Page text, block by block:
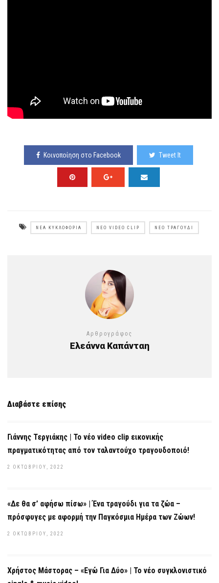
Κοινοποίηση στο Facebook Tweet It
ΝΈΑ ΚΥΚΛΟΦΟΡΊΑ ΝΈΟ VIDEO CLIP ΝΈΟ ΤΡΑΓΟΎΔΙ
Αρθρογράφος
Ελεάννα Καπάνταη
Διαβάστε επίσης
Γιάννης Τεργιάκης | Το νέο video clip εικονικής
πραγματικότητας από τον ταλαντούχο τραγουδοποιό!
2 ΟΚΤΩΒΡΊΟΥ, 2022
«Δε θα σ’ αφήσω πίσω» | Ένα τραγούδι για τα ζώα –
πρόσφυγες με αφορμή την Παγκόσμια Ημέρα των Ζώων!
2 ΟΚΤΩΒΡΊΟΥ, 2022
Χρήστος Μάστορας – «Εγώ Για Δύο» | Το νέο συγκλονιστικό